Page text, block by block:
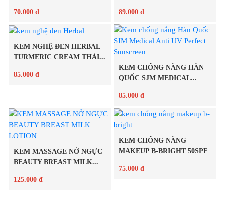
70.000 đ
Chi tiết
89.000 đ
KEM NGHỆ ĐEN HERBAL
TURMERIC CREAM THÁI...
85.000 đ
Chi tiết
KEM CHỐNG NẮNG HÀN
QUỐC SJM MEDICAL...
85.000 đ
Chi tiết
KEM MASSAGE NỞ NGỰC
BEAUTY BREAST MILK...
125.000 đ
KEM CHỐNG NẮNG
MAKEUP B-BRIGHT 50SPF
75.000 đ